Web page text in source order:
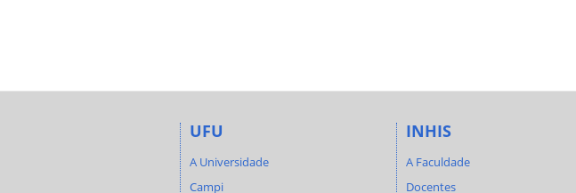
UFU
A Universidade
Campi
INHIS
A Faculdade
Docentes